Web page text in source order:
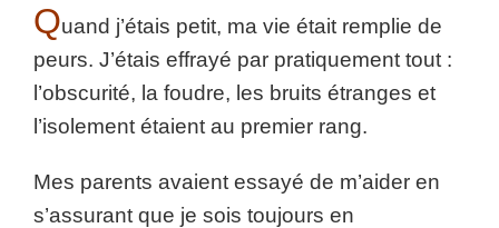
Quand j’étais petit, ma vie était remplie de
peurs. J’étais effrayé par pratiquement tout :
l’obscurité, la foudre, les bruits étranges et
l’isolement étaient au premier rang.
Mes parents avaient essayé de m’aider en
s’assurant que je sois toujours en